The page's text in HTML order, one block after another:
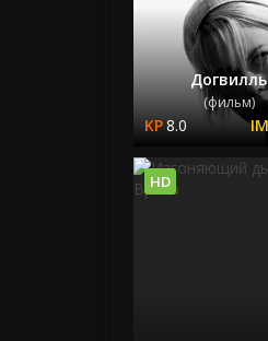
Догвилль
(фильм)
8.0
HD